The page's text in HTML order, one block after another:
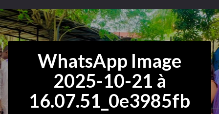
WhatsApp Image
2025-10-21 à
16.07.51_0e3985fb